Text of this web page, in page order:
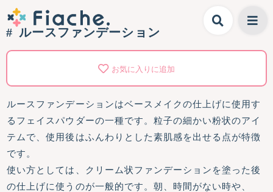
ルースファンデーション
お気に入りに追加
ルースファンデーションはベースメイクの仕上げに使用す
るフェイスパウダーの一種です。粒子の細かい粉状のアイ
テムで、使用後はふんわりとした素肌感を出せる点が特徴
です。
使い方としては、クリーム状ファンデーションを塗った後
の仕上げに使うのが一般的です。朝、時間がない時や、